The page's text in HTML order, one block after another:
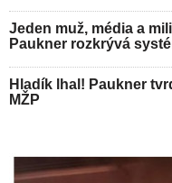
Jeden muž, média a
Paukner rozkrývá
Hladík lhal! Paukner
MŽP